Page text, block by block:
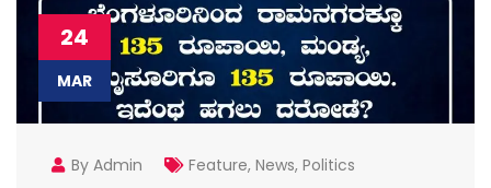
24
MAR
By Admin Feature, News, Politics